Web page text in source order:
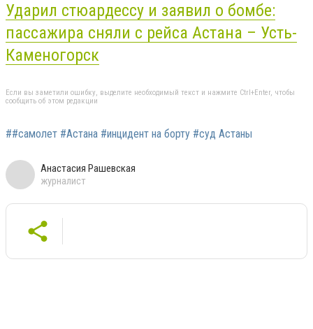
Ударил стюардессу и заявил о бомбе:
пассажира сняли с рейса Астана – Усть-
Каменогорск
Если вы заметили ошибку, выделите необходимый текст и нажмите Ctrl+Enter, чтобы
сообщить об этом редакции
##самолет #Астана #инцидент на борту #суд Астаны
Анастасия Рашевская
журналист